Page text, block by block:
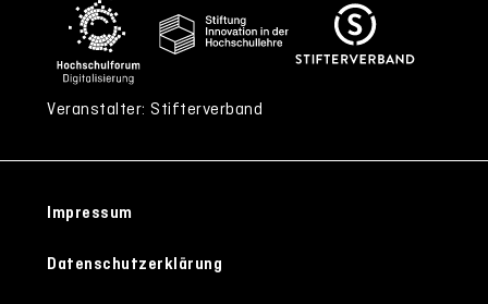
Veranstalter: Stifterverband
Impressum
Datenschutzerklärung